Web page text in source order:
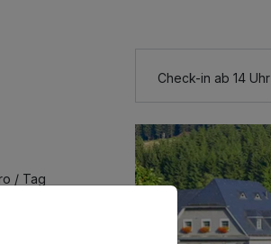
Hunde im Hotel erlaubt für 18,00 € pro / Tag
Check-in ab 14 Uhr